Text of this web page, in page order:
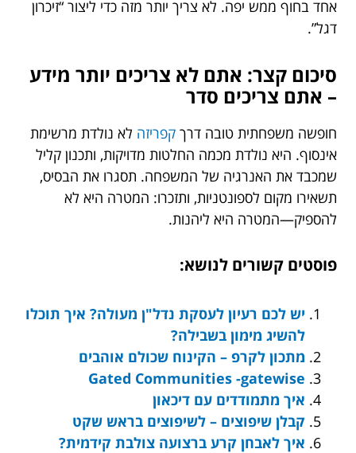
אחד בחוף ממש יפה. לא צריך יותר מזה כדי ליצור “זיכרון
דגל”.
סיכום קצר: אתם לא צריכים יותר מידע
– אתם צריכים סדר
חופשה משפחתית טובה דרך קפריזה לא נולדת מרשימת
אינסוף. היא נולדת מכמה החלטות מדויקות, ותכנון קליל
שמכבד את האנרגיה של המשפחה. תסגרו את הבסיס,
תשאירו מקום לספונטניות, ותזכרו: המטרה היא לא
להספיק—המטרה היא ליהנות.
פוסטים קשורים לנושא:
יש לכם רעיון לעסקת נדל"ן מעולה? איך תוכלו
להשיג מימון בשבילה?
מתכון לקרפ – הקינוח שכולם אוהבים
Gated Communities -gatewise
איך מתמודדים עם דיכאון
קבלן שיפוצים – לשיפוצים בראש שקט
איך לאבחן קרע ברצועה צולבת קידמית?